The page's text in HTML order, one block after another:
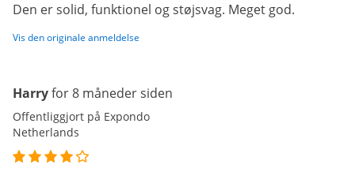
Den er solid, funktionel og støjsvag. Meget god.
Vis den originale anmeldelse
Harryfor 8 måneder siden
Offentliggjort på Expondo
Netherlands